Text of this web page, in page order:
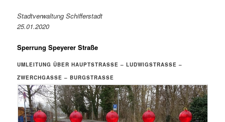
Stadtverwaltung Schifferstadt
25.01.2020
Sperrung Speyerer Straße
UMLEITUNG ÜBER HAUPTSTRASSE – LUDWIGSTRASSE – ZW
ERCHGASSE – BURGSTRASSE